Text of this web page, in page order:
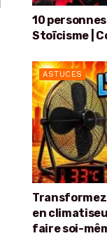
10
Stoïcisme |
ASTUCES
en
faire soi-